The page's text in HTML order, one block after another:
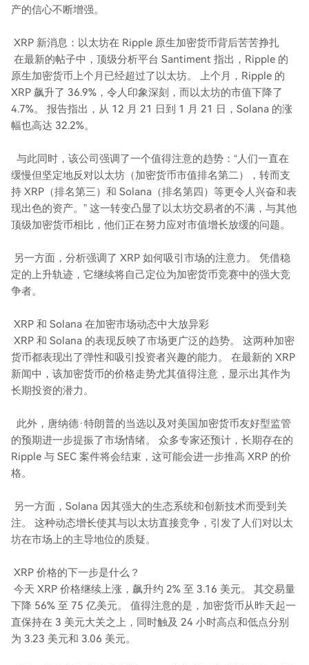
产的信心不断增强。
XRP 新消息：以太坊在 Ripple 原生加密货币背后苦苦挣扎
在最新的帖子中，顶级分析平台 Santiment 指出，Ripple 的
原生加密货币上个月已经超过了以太坊。 上个月，Ripple 的
XRP 飙升了 36.9%，令人印象深刻，而以太坊的市值下降了
4.7%。 报告指出，从 12 月 21 日到 1 月 21 日，Solana 的涨
幅也高达 32.2%。
与此同时，该公司强调了一个值得注意的趋势：“人们一直在
缓慢但坚定地反对以太坊（加密货币市值排名第二），转而支
持 XRP（排名第三）和 Solana（排名第四）等更令人兴奋和表
现出色的资产。” 这一转变凸显了以太坊交易者的不满，与其他
顶级加密货币相比，他们正在努力应对市值增长放缓的问题。
另一方面，分析强调了 XRP 如何吸引市场的注意力。 凭借稳
定的上升轨迹，它继续将自己定位为加密货币竞赛中的强大竞
争者。
XRP 和 Solana 在加密市场动态中大放异彩
XRP 和 Solana 的表现反映了市场更广泛的趋势。 这两种加密
货币都表现出了弹性和吸引投资者兴趣的能力。 在最新的 XRP
新闻中，该加密货币的价格走势尤其值得注意，显示出其作为
长期投资的潜力。
此外，唐纳德·特朗普的当选以及对美国加密货币友好型监管
的预期进一步提振了市场情绪。 众多专家还预计，长期存在的
Ripple 与 SEC 案件将会结束，这可能会进一步推高 XRP 的价
格。
另一方面，Solana 因其强大的生态系统和创新技术而受到关
注。 这种动态增长使其与以太坊直接竞争，引发了人们对以太
坊在市场上的主导地位的质疑。
XRP 价格的下一步是什么？
今天 XRP 价格继续上涨，飙升约 2% 至 3.16 美元。 其交易量
下降 56% 至 75 亿美元。 值得注意的是，加密货币从昨天起一
直保持在 3 美元大关之上，同时触及 24 小时高点和低点分别
为 3.23 美元和 3.06 美元。